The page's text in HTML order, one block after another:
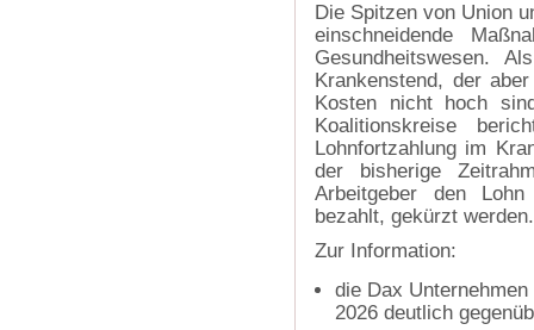
Die Spitzen von Union
einschneidende
Gesundheitswesen.
Krankenstend, der
Kosten nicht hoch
Koalitionskreise
Lohnfortzahlung im
der bisherige
Arbeitgeber den
bezahlt, gekürzt werden.
Zur Information:
die Dax
2026 deutlich